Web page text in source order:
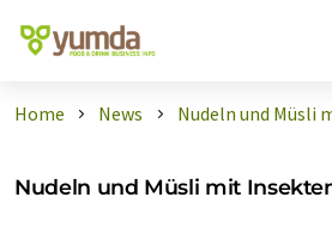
Home News Nudeln und Müsli
Nudeln und Müsli mit